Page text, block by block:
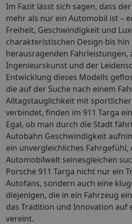
Im Fazit lässt sich sagen, dass
mehr als nur ein Automobil ist –
Freiheit, Geschwindigkeit und
charakteristischen Design bis hin
herausragenden Fahrleistungen,
Ingenieurskunst und der
Entwicklung dieses Modells
die auf der Suche nach einem
Alltagstauglichkeit mit
verbindet, finden im 911 Targa
Egal, ob man durch die Stadt
Autobahn Geschwindigkeit
ein unvergleichliches Fahrgefühl,
Automobilwelt seinesgleichen
Porsche 911 Targa nicht nur ein
Autofans, sondern auch eine
diejenigen, die in ein Fahrzeug
das Tradition und Innovation auf
vereint.